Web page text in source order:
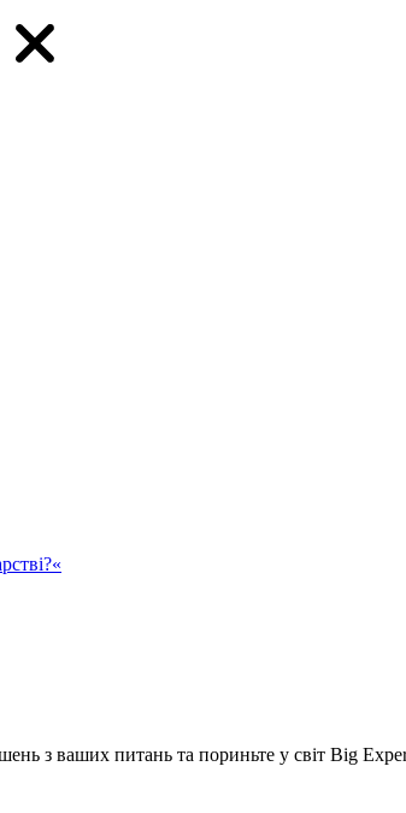
з ваших питань та пориньте у світ Big